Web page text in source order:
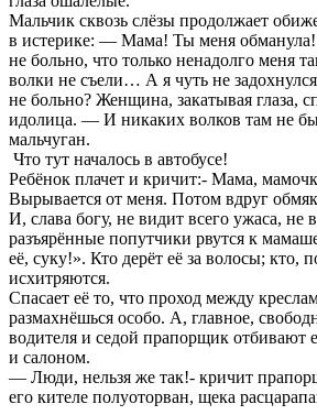
Мальчик сквозь слёзы продолжает
в истерике: — Мама! Ты меня обманула!
не больно, что только ненадолго меня
волки не съели… А я чуть не
не больно? Женщина, закатывая глаза,
идолица. — И никаких волков там не
мальчуган.
Что тут началось в автобусе!
Ребёнок плачет и кричит:- Мама,
Вырывается от меня. Потом вдруг
И, слава богу, не видит всего ужаса, не
разъярённые попутчики рвутся к
её, суку!». Кто дерёт её за волосы; кто,
исхитряются.
Спасает её то, что проход между
размахнёшься особо. А, главное,
водителя и седой прапорщик отбивают
и салоном.
— Люди, нельзя же так!- кричит
его кителе полуоторван, щека